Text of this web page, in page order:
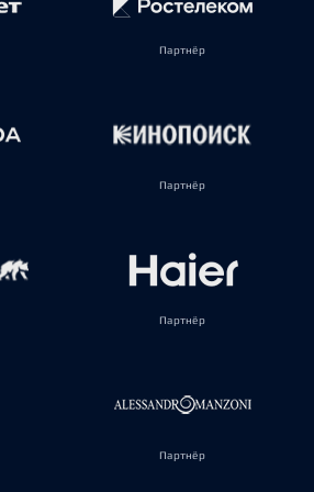
Партнёр
Партнёр
Партнёр
Партнёр